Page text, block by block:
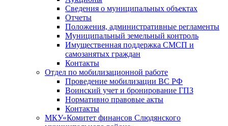
Сведения о муниципальных объектах
Отчеты
Положения, административные регламенты
Муниципальный земельный контроль
Имущественная поддержка СМСП и
самозанятых граждан
Контакты
Отдел по мобилизационной работе
Проведение мобилизации ВС РФ
Воинский учет и бронирование ГПЗ
Нормативно правовые акты
Контакты
МКУ«Комитет финансов Слюдянского